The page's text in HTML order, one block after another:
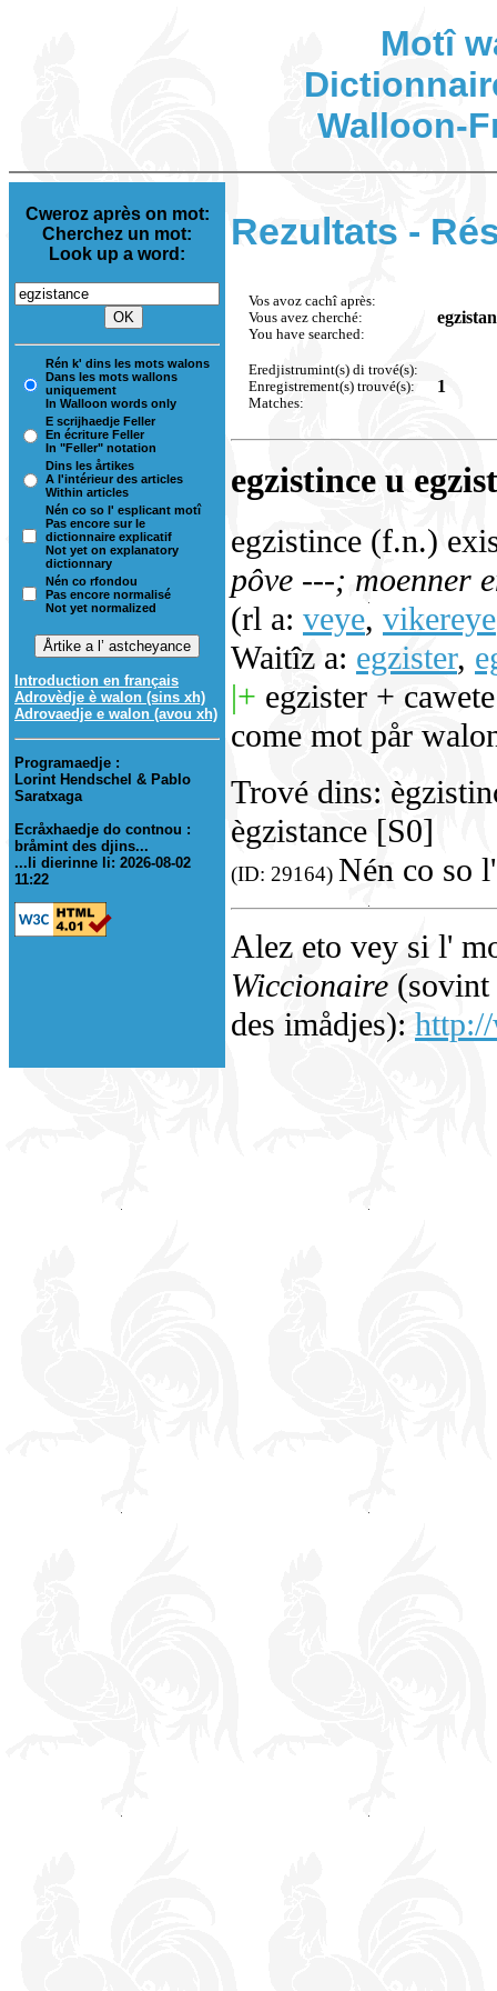
Motî
Walloon-
Cweroz après on mot:
Cherchez un mot:
Look up a word:
Rén k' dins les mots walons
Dans les mots wallons
uniquement
In Walloon words only
E scrijhaedje Feller
En écriture Feller
In "Feller" notation
Dins les årtikes
A l'intérieur des articles
Within articles
Nén co so l' esplicant motî
Pas encore sur le
dictionnaire explicatif
Not yet on explanatory
dictionnary
Nén co rfondou
Pas encore normalisé
Not yet normalized
Introduction en français
Adrovèdje è walon (sins xh)
Adrovaedje e walon (avou xh)
Programaedje :
Lorint Hendschel & Pablo
Saratxaga
Ecråxhaedje do contnou :
bråmint des djins...
...li dierinne li: 2026-08-02
11:22
Rezultats -
Vos avoz cachî après:
Vous avez cherché:
You have searched:
Eredjistrumint(s) di trové(s):
Enregistrement(s) trouvé(s):
Matches:
1
egzistince u
egzistince (f.n.)
pôve ---; moenner
(rl a: veye, vikereye
Waitîz a: egzister,
|+ egzister +
come mot pår
Trové dins:
ègzistance [S0]
(ID: 29164) Nén co so
Alez eto vey si l'
Wiccionaire (sovint
des imådjes):